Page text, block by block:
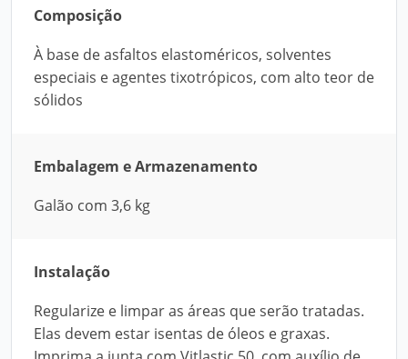
Composição
À base de asfaltos elastoméricos, solventes
especiais e agentes tixotrópicos, com alto teor de
sólidos
Embalagem e Armazenamento
Galão com 3,6 kg
Instalação
Regularize e limpar as áreas que serão tratadas.
Elas devem estar isentas de óleos e graxas.